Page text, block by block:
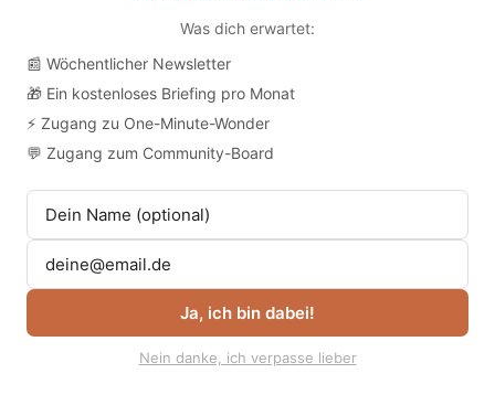
Was dich erwartet:
📰 Wöchentlicher Newsletter
🎁 Ein kostenloses Briefing pro Monat
⚡ Zugang zu One-Minute-Wonder
💬 Zugang zum Community-Board
Ja, ich bin dabei!
Nein danke, ich verpasse lieber